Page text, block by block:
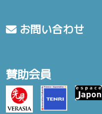
お問い合わせ
賛助会員